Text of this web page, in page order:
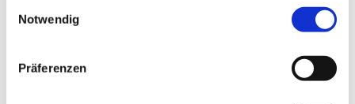
Notwendig
Präferenzen